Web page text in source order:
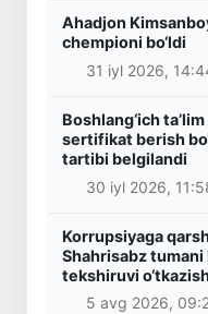
Ahadjon
chempioni bo‘ldi
31 iyl 2026,
Boshlang‘ich
sertifikat berish
tartibi belgilandi
30 iyl 2026,
Korrupsiyaga
Shahrisabz
tekshiruvi
5 avg 2026,